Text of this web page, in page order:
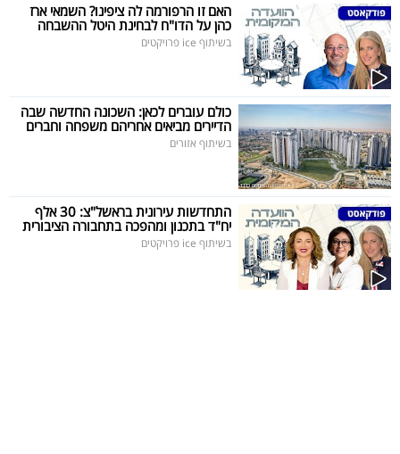
האם זו הרפורמה לה ציפינו? השמאי ארז
כהן על הדו"ח לבחינת היטל ההשבחה
בשיתוף ice פרויקטים
כולם עוברים לכאן: השכונה החדשה שבה
הדיירים מביאים אחריהם משפחה וחברים
בשיתוף אזורים
התחדשות עירונית בראשל"צ: 30 אלף
יח"ד בתכנון ומהפכה בתחבורה הציבורית
בשיתוף ice פרויקטים